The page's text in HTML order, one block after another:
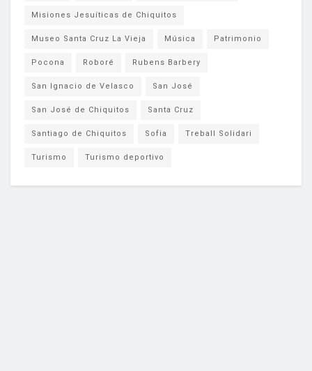
Misiones Jesuíticas de Chiquitos
Museo Santa Cruz La Vieja Música Patrimonio
Pocona Roboré Rubens Barbery
San Ignacio de Velasco San José
San José de Chiquitos Santa Cruz
Santiago de Chiquitos Sofia Treball Solidari
Turismo Turismo deportivo